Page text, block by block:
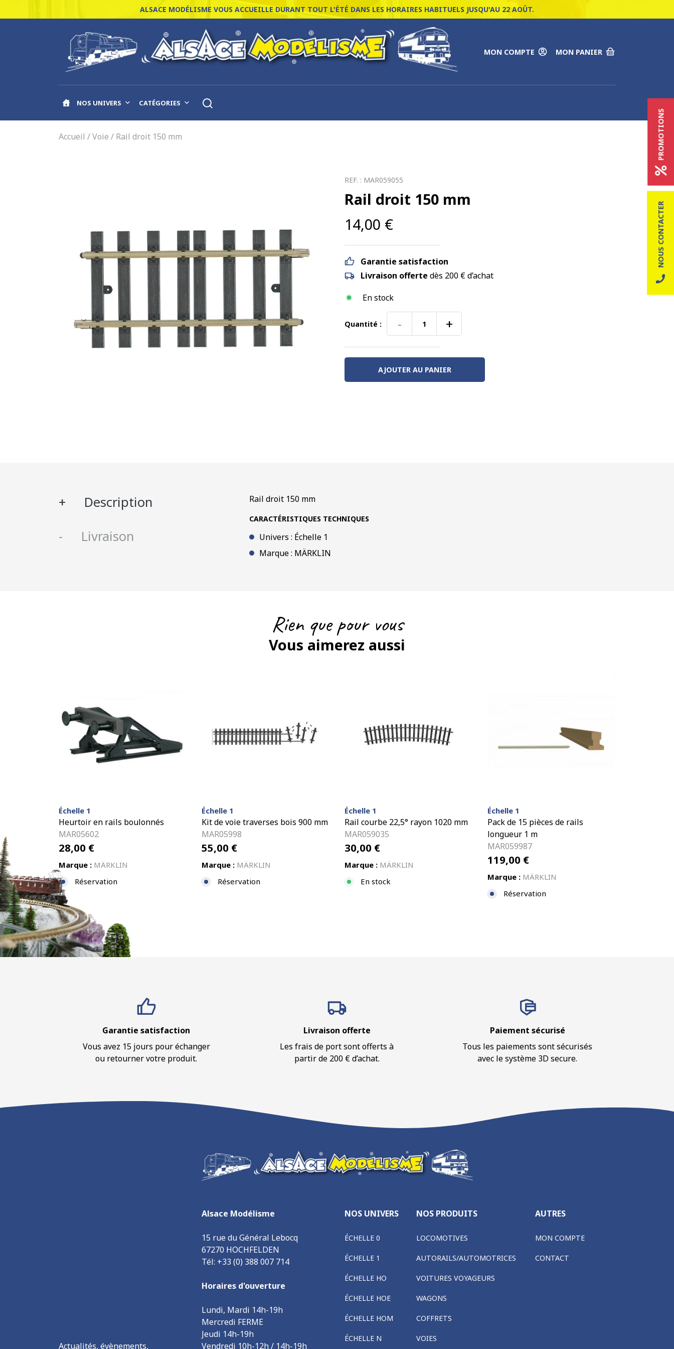
ALSACE MODÉLISME VOUS ACCUEILLE DURANT TOUT L'ÉTÉ DANS LES HORAIRES HABITUELS JUSQU'AU 22 AOÛT.
MON COMPTE MON PANIER
NOS UNIVERS CATÉGORIES
Accueil /Voie / Rail droit 150 mm
REF. : MAR059055
Rail droit 150 mm
14,00 €
Garantie satisfaction
Livraison offerte dès 200 € d’achat
En stock
Quantité : -
quantité
droit
+
AJOUTER AU PANIER
Description
Livraison
Rail droit 150 mm
CARACTÉRISTIQUES TECHNIQUES
Univers : Échelle 1
Marque : MÄRKLIN
Rien que pour vous
Vous aimerez aussi
Échelle 1
Heurtoir en rails boulonnés
MAR05602
28,00 €
Marque : MÄRKLIN
Réservation
Échelle 1
Kit de voie traverses bois 900 mm
MAR05998
55,00 €
Marque : MÄRKLIN
Réservation
Échelle 1
Rail courbe 22,5° rayon 1020 mm
MAR059035
30,00 €
Marque : MÄRKLIN
En stock
Échelle 1
Pack de 15 pièces de rails
longueur 1 m
MAR059987
119,00 €
Marque : MÄRKLIN
Réservation
Garantie satisfaction
Vous avez 15 jours pour échanger
ou retourner votre produit.
Livraison offerte
Les frais de port sont offerts à
partir de 200 € d’achat.
Paiement sécurisé
Tous les paiements sont sécurisés
avec le système 3D secure.
Actualités, évènements,
Alsace Modélisme
15 rue du Général Lebocq
67270 HOCHFELDEN
Tél: +33 (0) 388 007 714
Horaires d'ouverture
Lundi, Mardi 14h-19h
Mercredi FERME
Jeudi 14h-19h
Vendredi 10h-12h / 14h-19h
NOS UNIVERS
ÉCHELLE 0
ÉCHELLE 1
ÉCHELLE HO
ÉCHELLE HOE
ÉCHELLE HOM
ÉCHELLE N
NOS PRODUITS
LOCOMOTIVES
AUTORAILS/AUTOMOTRICES
VOITURES VOYAGEURS
WAGONS
COFFRETS
VOIES
AUTRES
MON COMPTE
CONTACT
NOUS CONTACTER
PROMOTIONS